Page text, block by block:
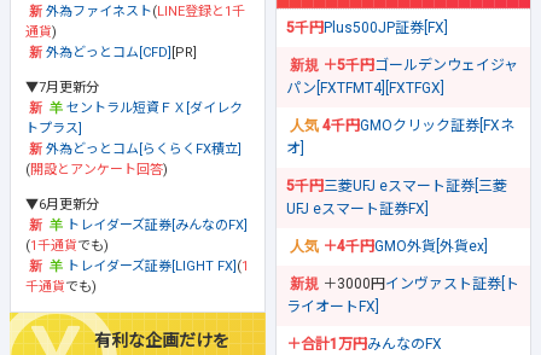
外為ファイネスト(LINE登録と1千
通貨)
外為どっとコム[CFD] [PR]
▼7月更新分
セントラル短資ＦＸ[ダイレク
トプラス]
外為どっとコム[らくらくFX積立]
(開設とアンケート回答)
▼6月更新分
トレイダーズ証券[みんなのFX]
(1千通貨でも)
トレイダーズ証券[LIGHT FX] (1
千通貨でも)
有利な企画だけを
5千円Plus500JP証券[FX]
＋5千円ゴールデンウェイジャ
パン[FXTFMT4][FXTFGX]
4千円GMOクリック証券[FXネ
オ]
5千円三菱UFJ eスマート証券[三菱
UFJ eスマート証券FX]
＋4千円GMO外貨[外貨ex]
＋3000円 インヴァスト証券[ト
ライオートFX]
＋合計1万円みんなのFX